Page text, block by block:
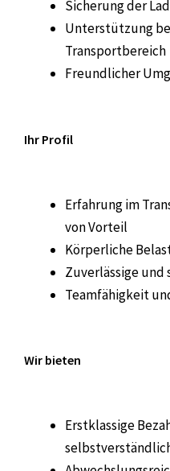
Sicherung der
Unterstützung
Transportbereich
Freundlicher
Ihr Profil
Erfahrung im
von Vorteil
Körperliche
Zuverlässige
Teamfähigkeit
Wir bieten
Erstklassige